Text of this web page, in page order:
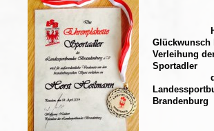
Glückwunsch
Verleihung
Sportadler
Brandenburg